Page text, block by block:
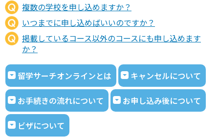
複数の学校を申し込めますか？
いつまでに申し込めばいいのですか？
掲載しているコース以外のコースにも申し込めます
か？
留学サーチオンラインとは キャンセルについて
お手続きの流れについて お申し込み後について
ビザについて